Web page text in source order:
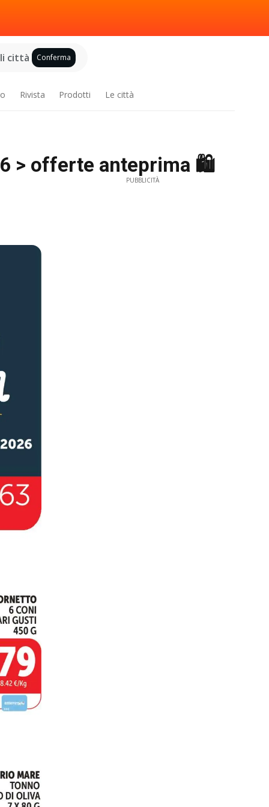
città Conferma
Rivista Prodotti Le città
> offerte anteprima 🛍️
PUBBLICITÀ